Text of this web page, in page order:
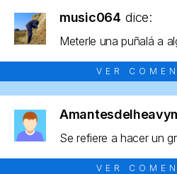
music064 dice:
Meterle una puñalá a
VER
Se refiere a hacer un
VER